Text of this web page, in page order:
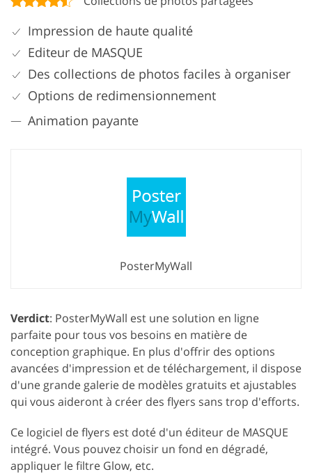
Impression de haute qualité
Editeur de MASQUE
Des collections de photos faciles à organiser
Options de redimensionnement
Animation payante
PosterMyWall
Verdict: PosterMyWall est une solution en ligne
parfaite pour tous vos besoins en matière de
conception graphique. En plus d'offrir des options
avancées d'impression et de téléchargement, il dispose
d'une grande galerie de modèles gratuits et ajustables
qui vous aideront à créer des flyers sans trop d'efforts.
Ce logiciel de flyers est doté d'un éditeur de MASQUE
intégré. Vous pouvez choisir un fond en dégradé,
appliquer le filtre Glow, etc.